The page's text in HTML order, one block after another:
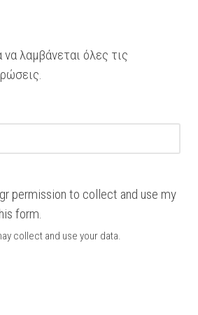
λαμβάνεται όλες τις
permission to collect and use my
form.
collect and use your data.